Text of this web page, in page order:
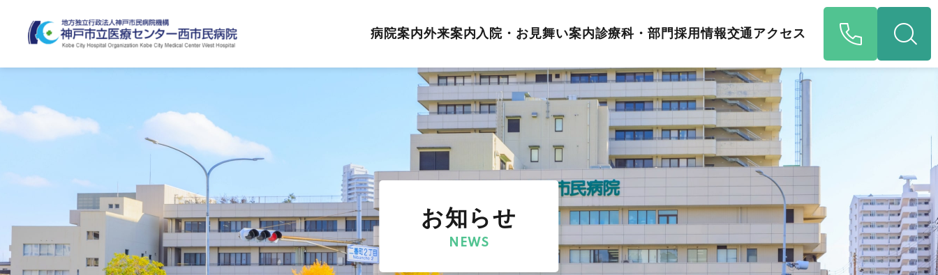
病院案内外来案内入院・お見舞い案内診療科・部門 採用情報交通アクセス
お知らせ
NEWS